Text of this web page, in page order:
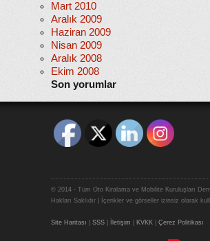
Mart 2010
Aralık 2009
Haziran 2009
Nisan 2009
Aralık 2008
Ekim 2008
Son yorumlar
© 2014 - Tüm Oto Kiralama ve Mobilite Kuruluşları
Hakları Saklıdır | İçerikler ve görseller izinsiz olarak
Site Haritası SSS İletişim KVKK Çerez Politikası